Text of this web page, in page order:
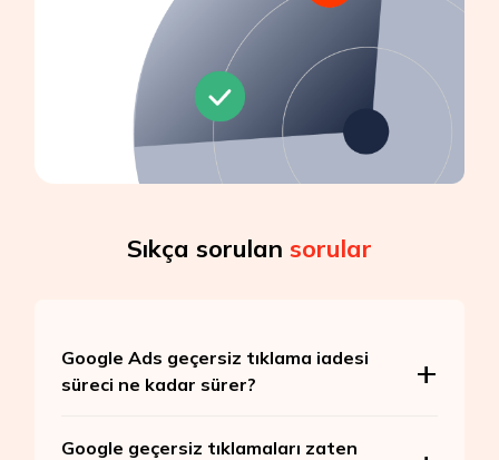
Sıkça sorulan sorular
Google Ads geçersiz tıklama iadesi
süreci ne kadar sürer?
Google geçersiz tıklamaları zaten